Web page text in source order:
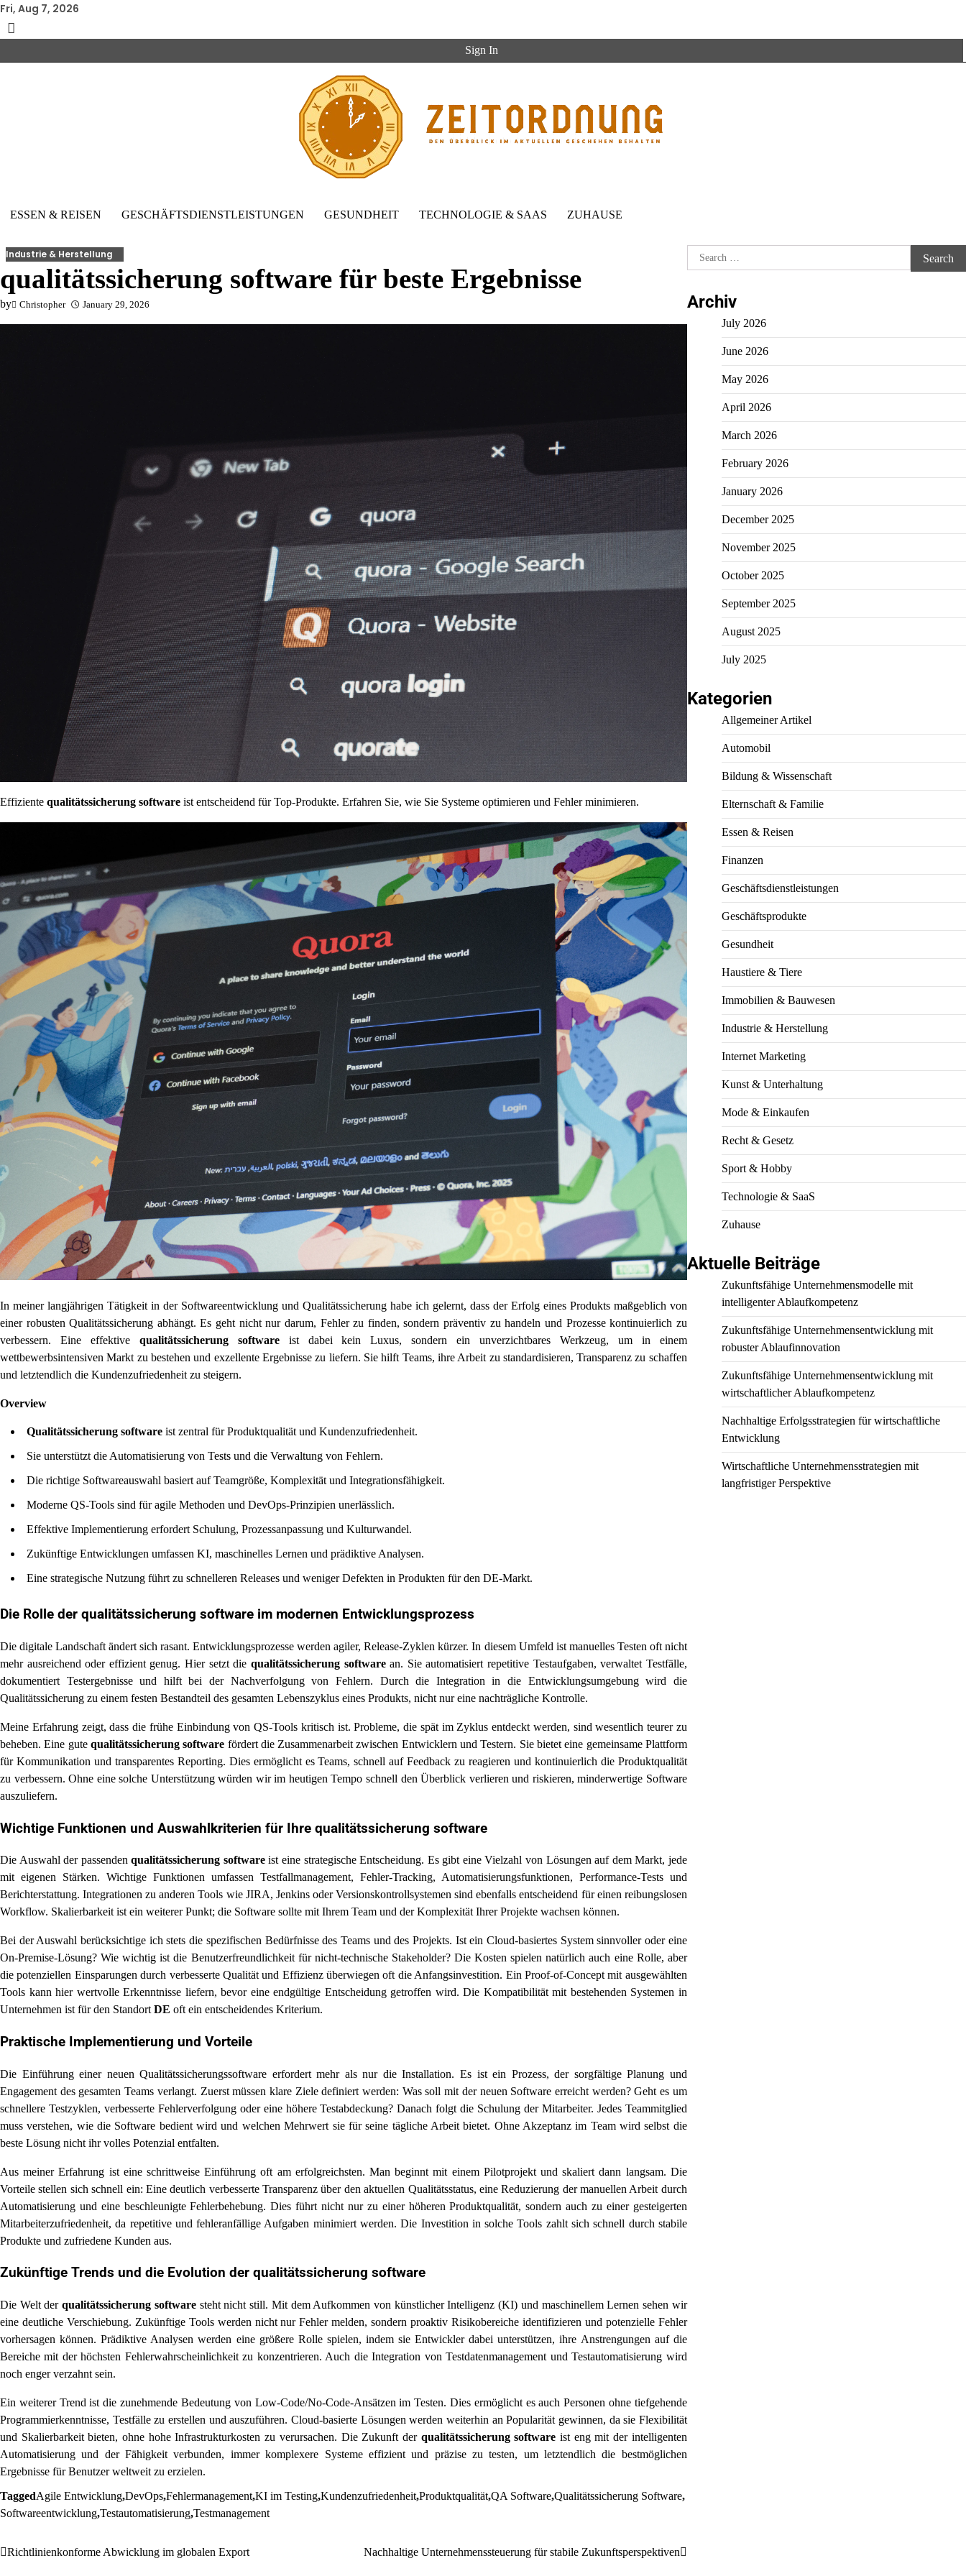
Skip
content
Fri, Aug 7, 2026
Sign In
ESSEN & REISEN GESCHÄFTSDIENSTLEISTUNGEN GESUNDHEIT TECHNOLOGIE & SAAS ZUHAUSE
Industrie & Herstellung
qualitätssicherung software für beste Ergebnisse
by Christopher January 29, 2026
Effiziente qualitätssicherung software ist entscheidend für Top-Produkte. Erfahren Sie, wie Sie Systeme optimieren und Fehler minimieren.
In meiner langjährigen Tätigkeit in der Softwareentwicklung und Qualitätssicherung habe ich gelernt, dass der Erfolg eines Produkts maßgeblich von
einer robusten Qualitätssicherung abhängt. Es geht nicht nur darum, Fehler zu finden, sondern präventiv zu handeln und Prozesse kontinuierlich zu
verbessern. Eine effektive qualitätssicherung softwareist dabei kein Luxus, sondern ein unverzichtbares Werkzeug, um in einem
wettbewerbsintensiven Markt zu bestehen und exzellente Ergebnisse zu liefern. Sie hilft Teams, ihre Arbeit zu standardisieren, Transparenz zu schaffen
und letztendlich die Kundenzufriedenheit zu steigern.
Overview
Qualitätssicherung software ist zentral für Produktqualität und Kundenzufriedenheit.
Sie unterstützt die Automatisierung von Tests und die Verwaltung von Fehlern.
Die richtige Softwareauswahl basiert auf Teamgröße, Komplexität und Integrationsfähigkeit.
Moderne QS-Tools sind für agile Methoden und DevOps-Prinzipien unerlässlich.
Effektive Implementierung erfordert Schulung, Prozessanpassung und Kulturwandel.
Zukünftige Entwicklungen umfassen KI, maschinelles Lernen und prädiktive Analysen.
Eine strategische Nutzung führt zu schnelleren Releases und weniger Defekten in Produkten für den DE-Markt.
Die Rolle der qualitätssicherung software im modernen Entwicklungsprozess
Die digitale Landschaft ändert sich rasant. Entwicklungsprozesse werden agiler, Release-Zyklen kürzer. In diesem Umfeld ist manuelles Testen oft nicht
mehr ausreichend oder effizient genug. Hier setzt die qualitätssicherung softwarean. Sie automatisiert repetitive Testaufgaben, verwaltet Testfälle,
dokumentiert Testergebnisse und hilft bei der Nachverfolgung von Fehlern. Durch die Integration in die Entwicklungsumgebung wird die
Qualitätssicherung zu einem festen Bestandteil des gesamten Lebenszyklus eines Produkts, nicht nur eine nachträgliche Kontrolle.
Meine Erfahrung zeigt, dass die frühe Einbindung von QS-Tools kritisch ist. Probleme, die spät im Zyklus entdeckt werden, sind wesentlich teurer zu
beheben. Eine gute qualitätssicherung software fördert die Zusammenarbeit zwischen Entwicklern und Testern. Sie bietet eine gemeinsame Plattform
für Kommunikation und transparentes Reporting. Dies ermöglicht es Teams, schnell auf Feedback zu reagieren und kontinuierlich die Produktqualität
zu verbessern. Ohne eine solche Unterstützung würden wir im heutigen Tempo schnell den Überblick verlieren und riskieren, minderwertige Software
auszuliefern.
Wichtige Funktionen und Auswahlkriterien für Ihre qualitätssicherung software
Die Auswahl der passendenqualitätssicherung softwareist eine strategische Entscheidung. Es gibt eine Vielzahl von Lösungen auf dem Markt, jede
mit eigenen Stärken. Wichtige Funktionen umfassen Testfallmanagement, Fehler-Tracking, Automatisierungsfunktionen, Performance-Tests und
Berichterstattung. Integrationen zu anderen Tools wie JIRA, Jenkins oder Versionskontrollsystemen sind ebenfalls entscheidend für einen reibungslosen
Workflow. Skalierbarkeit ist ein weiterer Punkt; die Software sollte mit Ihrem Team und der Komplexität Ihrer Projekte wachsen können.
Bei der Auswahl berücksichtige ich stets die spezifischen Bedürfnisse des Teams und des Projekts. Ist ein Cloud-basiertes System sinnvoller oder eine
On-Premise-Lösung? Wie wichtig ist die Benutzerfreundlichkeit für nicht-technische Stakeholder? Die Kosten spielen natürlich auch eine Rolle, aber
die potenziellen Einsparungen durch verbesserte Qualität und Effizienz überwiegen oft die Anfangsinvestition. Ein Proof-of-Concept mit ausgewählten
Tools kann hier wertvolle Erkenntnisse liefern, bevor eine endgültige Entscheidung getroffen wird. Die Kompatibilität mit bestehenden Systemen in
Unternehmen ist für den Standort DE oft ein entscheidendes Kriterium.
Praktische Implementierung und Vorteile
Die Einführung einer neuen Qualitätssicherungssoftware erfordert mehr als nur die Installation. Es ist ein Prozess, der sorgfältige Planung und
Engagement des gesamten Teams verlangt. Zuerst müssen klare Ziele definiert werden: Was soll mit der neuen Software erreicht werden? Geht es um
schnellere Testzyklen, verbesserte Fehlerverfolgung oder eine höhere Testabdeckung? Danach folgt die Schulung der Mitarbeiter. Jedes Teammitglied
muss verstehen, wie die Software bedient wird und welchen Mehrwert sie für seine tägliche Arbeit bietet. Ohne Akzeptanz im Team wird selbst die
beste Lösung nicht ihr volles Potenzial entfalten.
Aus meiner Erfahrung ist eine schrittweise Einführung oft am erfolgreichsten. Man beginnt mit einem Pilotprojekt und skaliert dann langsam. Die
Vorteile stellen sich schnell ein: Eine deutlich verbesserte Transparenz über den aktuellen Qualitätsstatus, eine Reduzierung der manuellen Arbeit durch
Automatisierung und eine beschleunigte Fehlerbehebung. Dies führt nicht nur zu einer höheren Produktqualität, sondern auch zu einer gesteigerten
Mitarbeiterzufriedenheit, da repetitive und fehleranfällige Aufgaben minimiert werden. Die Investition in solche Tools zahlt sich schnell durch stabile
Produkte und zufriedene Kunden aus.
Zukünftige Trends und die Evolution der qualitätssicherung software
Die Welt derqualitätssicherung softwaresteht nicht still. Mit dem Aufkommen von künstlicher Intelligenz (KI) und maschinellem Lernen sehen wir
eine deutliche Verschiebung. Zukünftige Tools werden nicht nur Fehler melden, sondern proaktiv Risikobereiche identifizieren und potenzielle Fehler
vorhersagen können. Prädiktive Analysen werden eine größere Rolle spielen, indem sie Entwickler dabei unterstützen, ihre Anstrengungen auf die
Bereiche mit der höchsten Fehlerwahrscheinlichkeit zu konzentrieren. Auch die Integration von Testdatenmanagement und Testautomatisierung wird
noch enger verzahnt sein.
Ein weiterer Trend ist die zunehmende Bedeutung von Low-Code/No-Code-Ansätzen im Testen. Dies ermöglicht es auch Personen ohne tiefgehende
Programmierkenntnisse, Testfälle zu erstellen und auszuführen. Cloud-basierte Lösungen werden weiterhin an Popularität gewinnen, da sie Flexibilität
und Skalierbarkeit bieten, ohne hohe Infrastrukturkosten zu verursachen. Die Zukunft der qualitätssicherung software ist eng mit der intelligenten
Automatisierung und der Fähigkeit verbunden, immer komplexere Systeme effizient und präzise zu testen, um letztendlich die bestmöglichen
Ergebnisse für Benutzer weltweit zu erzielen.
TaggedAgile Entwicklung,DevOps,Fehlermanagement,KI im Testing,Kundenzufriedenheit,Produktqualität,QA Software,Qualitätssicherung Software,
Softwareentwicklung,Testautomatisierung,Testmanagement
Post
Richtlinienkonforme Abwicklung im globalen Export Nachhaltige Unternehmenssteuerung für stabile Zukunftsperspektiven
Search
for:
Archiv
July 2026
June 2026
May 2026
April 2026
March 2026
February 2026
January 2026
December 2025
November 2025
October 2025
September 2025
August 2025
July 2025
Kategorien
Allgemeiner Artikel
Automobil
Bildung & Wissenschaft
Elternschaft & Familie
Essen & Reisen
Finanzen
Geschäftsdienstleistungen
Geschäftsprodukte
Gesundheit
Haustiere & Tiere
Immobilien & Bauwesen
Industrie & Herstellung
Internet Marketing
Kunst & Unterhaltung
Mode & Einkaufen
Recht & Gesetz
Sport & Hobby
Technologie & SaaS
Zuhause
Aktuelle Beiträge
Zukunftsfähige Unternehmensmodelle mit
intelligenter Ablaufkompetenz
Zukunftsfähige Unternehmensentwicklung mit
robuster Ablaufinnovation
Zukunftsfähige Unternehmensentwicklung mit
wirtschaftlicher Ablaufkompetenz
Nachhaltige Erfolgsstrategien für wirtschaftliche
Entwicklung
Wirtschaftliche Unternehmensstrategien mit
langfristiger Perspektive